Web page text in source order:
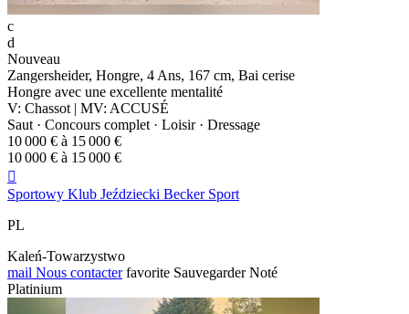
c
d
Nouveau
Zangersheider, Hongre, 4 Ans, 167 cm, Bai cerise
Hongre avec une excellente mentalité
V: Chassot | MV: ACCUSÉ
Saut · Concours complet · Loisir · Dressage
10 000 € à 15 000 €
10 000 € à 15 000 €

Sportowy Klub Jeździecki Becker Sport
PL
Kaleń-Towarzystwo
mail Nous contacter favorite Sauvegarder Noté
Platinium